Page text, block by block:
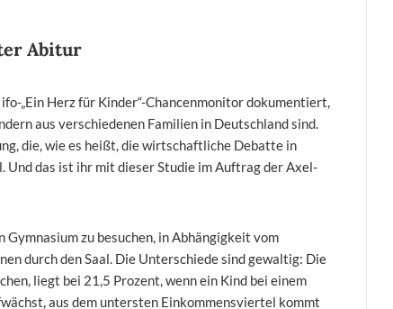
Abitur
„Ein Herz für Kinder“-Chancenmonitor dokumentiert,
aus verschiedenen Familien in Deutschland sind.
die, wie es heißt, die wirtschaftliche Debatte in
das ist ihr mit dieser Studie im Auftrag der Axel-
zu besuchen, in Abhängigkeit vom
durch den Saal. Die Unterschiede sind gewaltig: Die
liegt bei 21,5 Prozent, wenn ein Kind bei einem
aus dem untersten Einkommensviertel kommt